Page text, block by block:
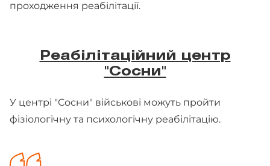
проходження реабілітації.
Реабілітаційний центр
"Сосни"
У центрі "Сосни" військові можуть пройти
фізіологічну та психологічну реабілітацію.